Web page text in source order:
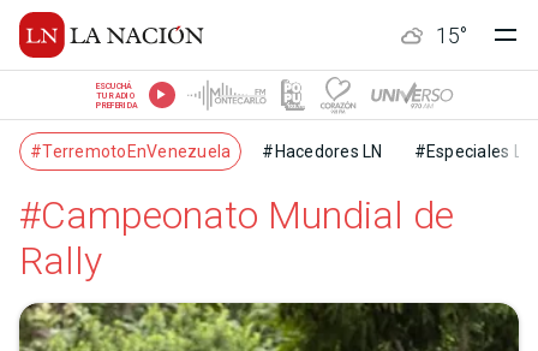
15°
ESCUCHÁ
TU RADIO
PREFERIDA
#TerremotoEnVenezuela #Hacedores LN #Especiales LN
#Campeonato Mundial de
Rally